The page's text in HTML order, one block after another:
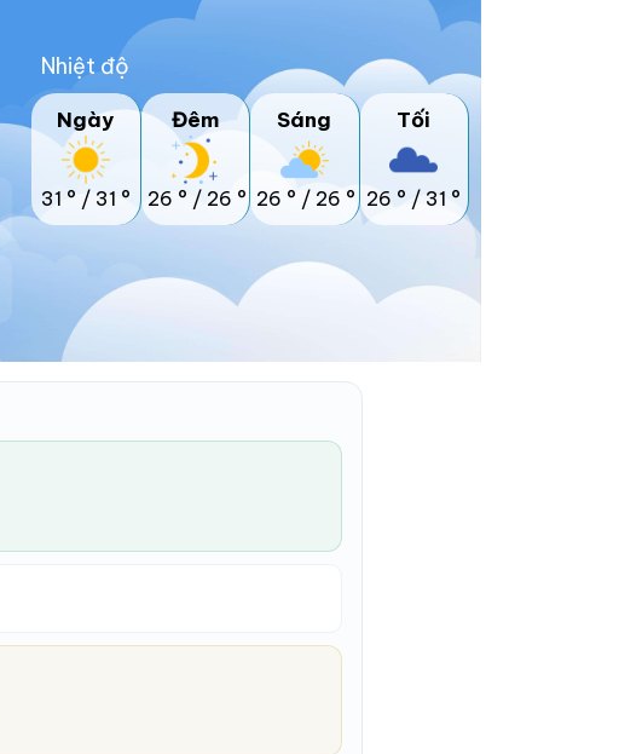
Nhiệt độ
Ngày
31 ° / 31 °
Đêm
26 ° / 26 °
Sáng
26 ° / 26 °
Tối
26 ° / 31 °